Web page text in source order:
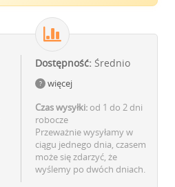
Dostępność: Średnio
więcej
Czas wysyłki: od 1 do 2 dni
robocze
Przeważnie wysyłamy w
ciągu jednego dnia, czasem
może się zdarzyć, że
wyślemy po dwóch dniach.